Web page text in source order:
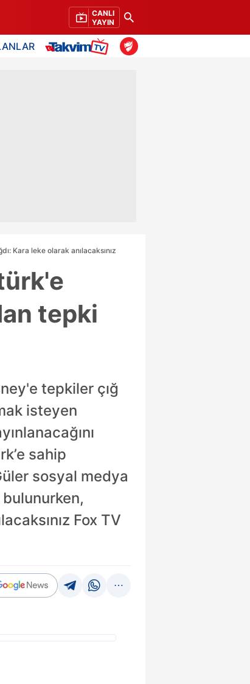
CANLI
YAYIN
Kara leke olarak anılacaksınız
tepki
tepkiler çığ
isteyen
sahip
sosyal medya
bulunurken,
Fox TV